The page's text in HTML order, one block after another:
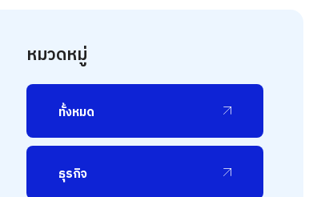
หมวดหมู่
ทั้งหมด
ธุรกิจ